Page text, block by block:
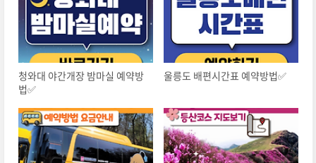
청와대 야간개장 밤마실 예약방
법✅
울릉도 배편시간표 예약방법✅